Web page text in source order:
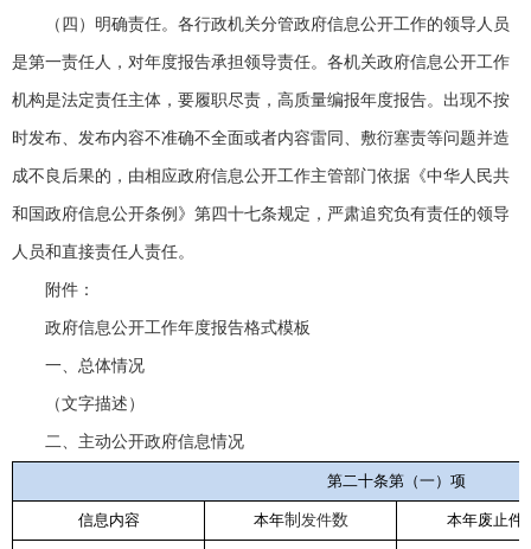
（四）明确责任。各行政机关分管政府信息公开工作的领导人员
是第一责任人，对年度报告承担领导责任。各机关政府信息公开工作
机构是法定责任主体，要履职尽责，高质量编报年度报告。出现不按
时发布、发布内容不准确不全面或者内容雷同、敷衍塞责等问题并造
成不良后果的，由相应政府信息公开工作主管部门依据《中华人民共
和国政府信息公开条例》第四十七条规定，严肃追究负有责任的领导
人员和直接责任人责任。
附件：
政府信息公开工作年度报告格式模板
一、总体情况
（文字描述）
二、主动公开政府信息情况
第二十条第（一）项
信息内容 本年制 发件数 本年废止件